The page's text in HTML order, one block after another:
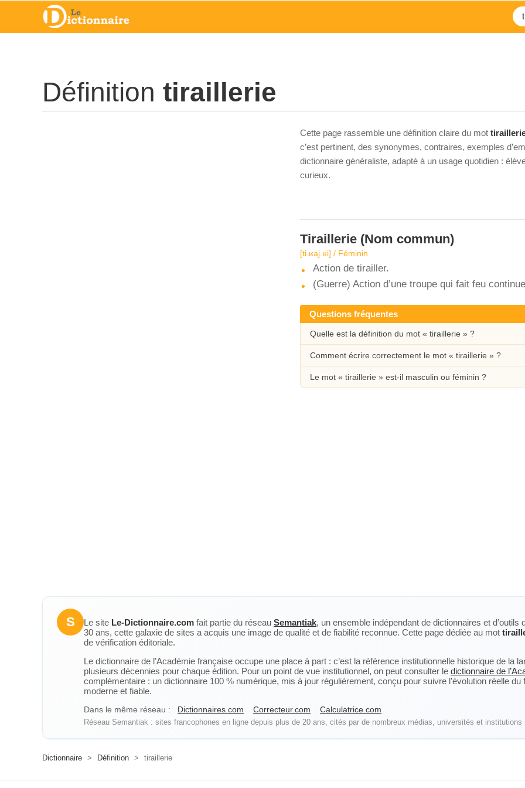
Définition tiraillerie
Cette page rassemble une définition claire du mot
c’est pertinent, des synonymes, contraires, exemples
dictionnaire généraliste, adapté à un usage quotidien :
curieux.
Tiraillerie (Nom commun)
[ti.ʁaj.ʁi] / Féminin
Action de tirailler.
(Guerre) Action d’une troupe qui fait feu
Questions fréquentes
Quelle est la définition du mot « tiraillerie » ?
Comment écrire correctement le mot « tiraillerie » ?
Le mot « tiraillerie » est-il masculin ou féminin ?
S Le site Le-Dictionnaire.com fait partie du réseau Semantiak, un ensemble indépendant de dictionnaires et
30 ans, cette galaxie de sites a acquis une image de qualité et de fiabilité reconnue. Cette page dédiée au mot
de vérification éditoriale.
Le dictionnaire de l’Académie française occupe une place à part : c’est la référence institutionnelle historique de la
plusieurs décennies pour chaque édition. Pour un point de vue institutionnel, on peut consulter le dictionnaire de
complémentaire : un dictionnaire 100 % numérique, mis à jour régulièrement, conçu pour suivre l’évolution réelle
moderne et fiable.
Dans le même réseau : Dictionnaires.com Correcteur.com Calculatrice.com
Réseau Semantiak : sites francophones en ligne depuis plus de 20 ans, cités par de nombreux médias, universités et institutions
Dictionnaire > Définition > tiraillerie